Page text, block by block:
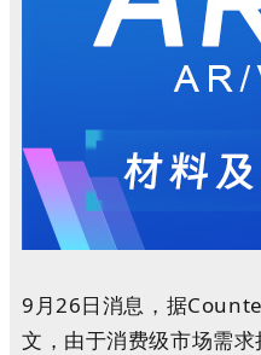
9月26日消息，据
文 ，由于消费级市场需